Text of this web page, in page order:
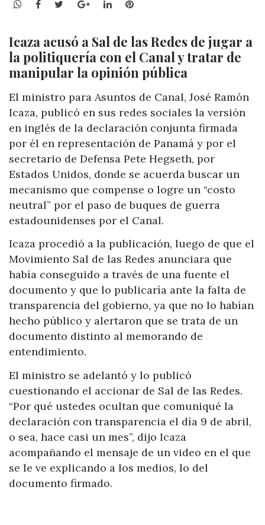
WhatsApp
Facebook
TwitterGoogle+LinkedInPinterest
Icaza acusó a Sal de las Redes de jugar a
la politiquería con el Canal y tratar de
manipular la opinión pública
El ministro para Asuntos de Canal, José Ramón
Icaza, publicó en sus redes sociales la versión
en inglés de la declaración conjunta firmada
por él en representación de Panamá y por el
secretario de Defensa Pete Hegseth, por
Estados Unidos, donde se acuerda buscar un
mecanismo que compense o logre un “costo
neutral” por el paso de buques de guerra
estadounidenses por el Canal.
Icaza procedió a la publicación, luego de que el
Movimiento Sal de las Redes anunciara que
había conseguido a través de una fuente el
documento y que lo publicaría ante la falta de
transparencia del gobierno, ya que no lo habían
hecho público y alertaron que se trata de un
documento distinto al memorando de
entendimiento.
El ministro se adelantó y lo publicó
cuestionando el accionar de Sal de las Redes.
“Por qué ustedes ocultan que comuniqué la
declaración con transparencia el día 9 de abril,
o sea, hace casi un mes”, dijo Icaza
acompañando el mensaje de un video en el que
se le ve explicando a los medios, lo del
documento firmado.